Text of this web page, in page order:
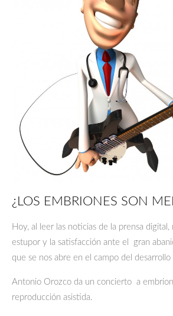
¿LOS EMBRIONES SON
Hoy, al leer las noticias de la prensa
estupor y la satisfacción ante el gran
que se nos abre en el campo del desarrollo
Antonio Orozco da un concierto a
reproducción asistida.